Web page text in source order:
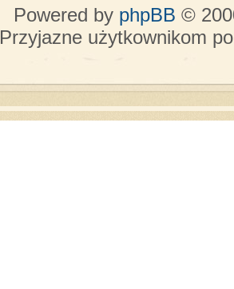
Powered by phpBB ©
Przyjazne użytkownikom